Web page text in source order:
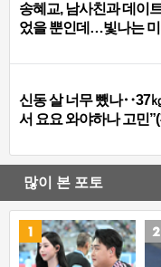
송혜교, 남사친과 데이
었을 뿐인데…빛나는
신동 살 너무 뺐나‥37
서 요요 와야하나 고민
많이 본 포토